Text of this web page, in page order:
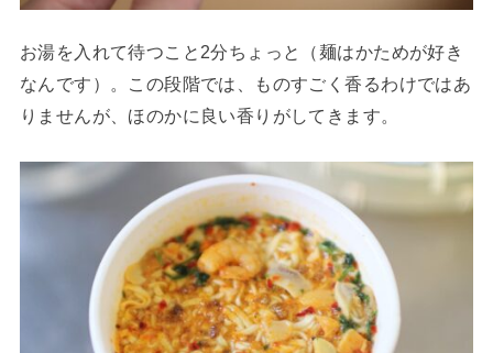
お湯を入れて待つこと2分ちょっと（麺はかためが好き
なんです）。この段階では、ものすごく香るわけではあ
りませんが、ほのかに良い香りがしてきます。